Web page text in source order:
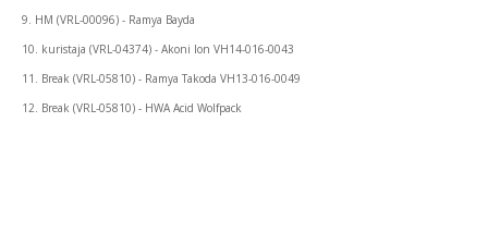
9. HM (VRL-00096) - Ramya Bayda
10. kuristaja (VRL-04374) - Akoni Ion VH14-016-0043
11. Break (VRL-05810) - Ramya Takoda VH13-016-0049
12. Break (VRL-05810) - HWA Acid Wolfpack